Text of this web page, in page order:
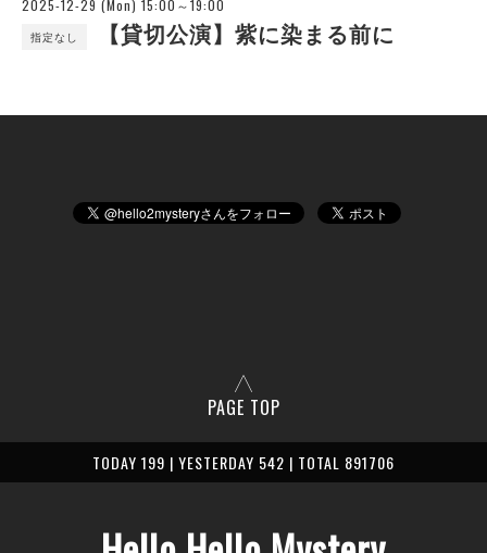
2025-12-29 (Mon) 15:00～19:00
指定なし 【貸切公演】紫に染まる前に
PAGE TOP
TODAY 199 | YESTERDAY 542 | TOTAL 891706